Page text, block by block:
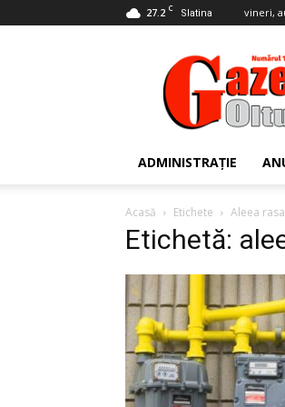
27.2 C Slatina vineri,
ADMINISTRAȚIE
Acasă Etichete Aleea
Etichetă: